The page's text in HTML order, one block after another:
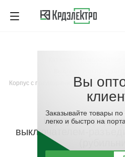
Корпус с предохранительным
Корпус с
выключателем-
Вы
Заказывайте товары
легко и быстро на